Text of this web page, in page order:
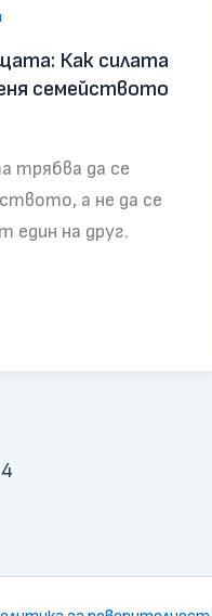
Как силата
семейството
трябва да се
а не да се
един на друг.
4